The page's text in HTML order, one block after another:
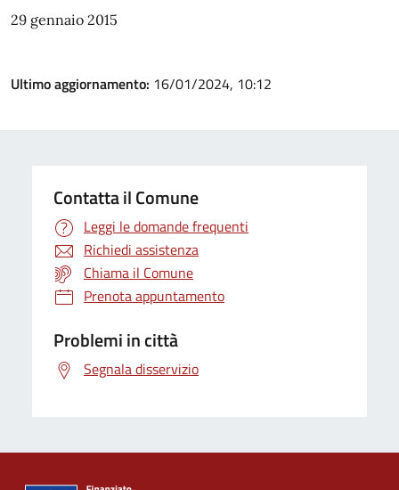
29 gennaio 2015
Ultimo aggiornamento: 16/01/2024, 10:12
Contatta il Comune
Leggi le domande frequenti
Richiedi assistenza
Chiama il Comune
Prenota appuntamento
Problemi in città
Segnala disservizio